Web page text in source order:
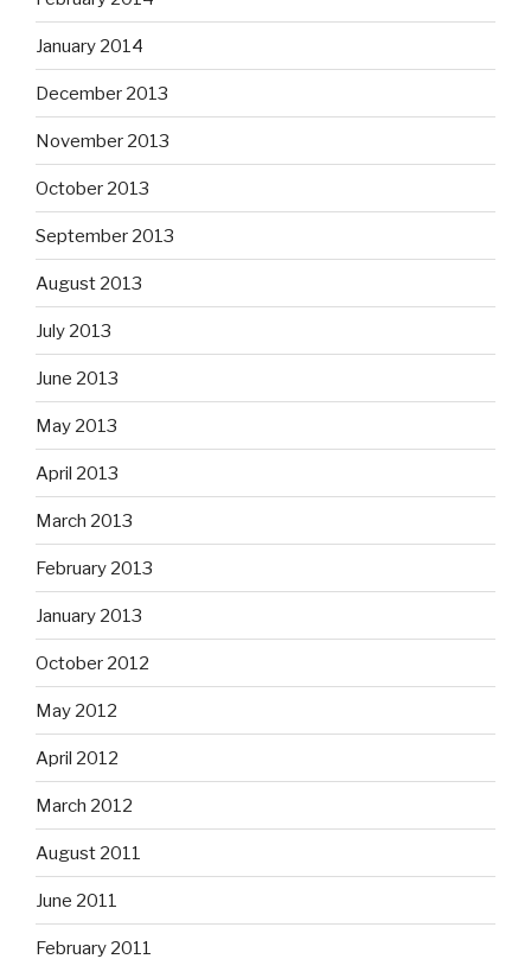
January 2014
December 2013
November 2013
October 2013
September 2013
August 2013
July 2013
June 2013
May 2013
April 2013
March 2013
February 2013
January 2013
October 2012
May 2012
April 2012
March 2012
August 2011
June 2011
February 2011